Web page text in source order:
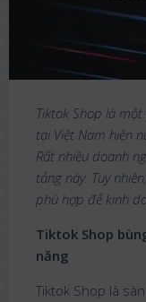
Tiktok Shop là
tại Việt Nam hiện
Rất nhiều doanh
tảng này. Tuy
phù hợp để kinh
Tiktok Shop
năng
Tiktok Shop là